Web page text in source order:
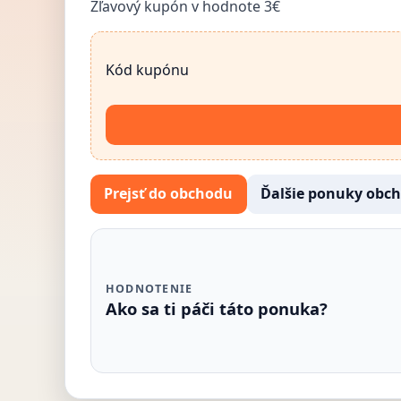
Zľavový kupón v hodnote 3€
Kód kupónu
Prejsť do obchodu Ďalšie ponuky
HODNOTENIE
Ako sa ti páči táto ponuka?